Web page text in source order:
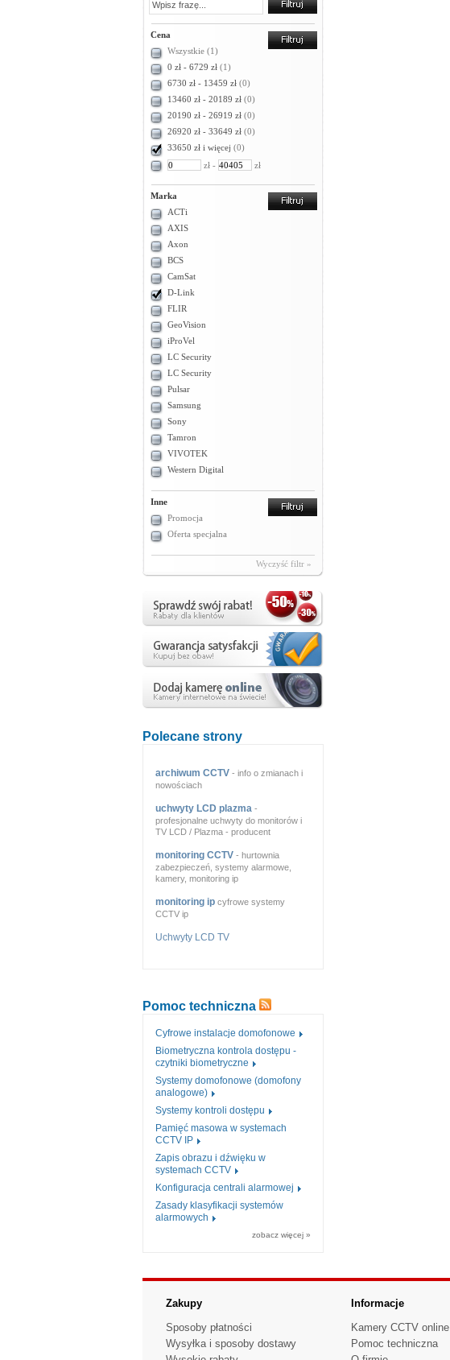
Cena
Wszystkie (1)
0 zł - 6729 zł (1)
6730 zł - 13459 zł (0)
13460 zł - 20189 zł (0)
20190 zł - 26919 zł (0)
26920 zł - 33649 zł (0)
33650 zł i więcej (0)
zł -
zł
Marka
ACTi
AXIS
Axon
BCS
CamSat
D-Link
FLIR
GeoVision
iProVel
LC Security
LC Security
Pulsar
Samsung
Sony
Tamron
VIVOTEK
Western Digital
Inne
Promocja
Oferta specjalna
Wyczyść filtr »
Polecane strony
archiwum CCTV - info o zmianach i
nowościach
uchwyty LCD plazma -
profesjonalne uchwyty do monitorów i
TV LCD / Plazma - producent
monitoring CCTV - hurtownia
zabezpieczeń, systemy alarmowe,
kamery, monitoring ip
monitoring ip cyfrowe systemy
CCTV ip
Uchwyty LCD TV
Pomoc techniczna
Cyfrowe instalacje domofonowe
Biometryczna kontrola dostępu -
czytniki biometryczne
Systemy domofonowe (domofony
analogowe)
Systemy kontroli dostępu
Pamięć masowa w systemach
CCTV IP
Zapis obrazu i dźwięku w
systemach CCTV
Konfiguracja centrali alarmowej
Zasady klasyfikacji systemów
alarmowych
zobacz więcej »
Zakupy
Sposoby płatności
Wysyłka i sposoby dostawy
Informacje
Kamery CCTV online
Pomoc techniczna